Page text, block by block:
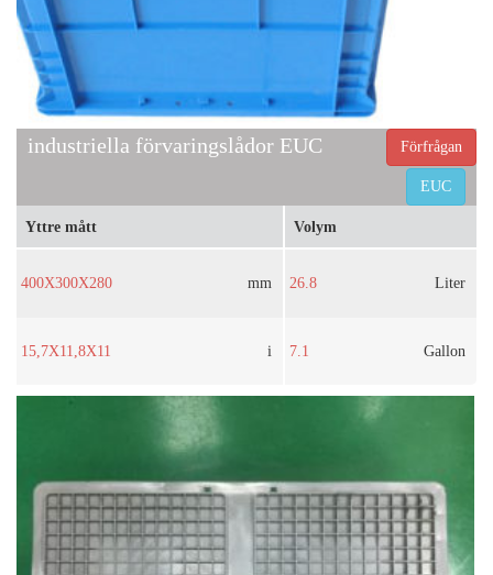
industriella förvaringslådor EUC Förfrågan
EUC
Yttre mått
400X300X280 mm
15,7X11,8X11 i
Volym
26.8 Liter
7.1 Gallon